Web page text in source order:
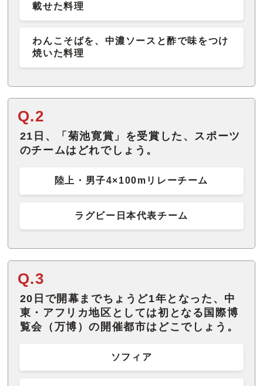
載せた料理
わんこそばを、中濃ソースと酢で味をつけ
焼いた料理
Q.2
21日、「菊池寛賞」を受賞した、スポーツ
のチームはどれでしょう。
陸上・男子4×100mリレーチーム
ラグビー日本代表チーム
Q.3
20日で開幕までちょうど1年となった、中
東・アフリカ地区としては初となる国際博
覧会（万博）の開催都市はどこでしょう。
ソフィア